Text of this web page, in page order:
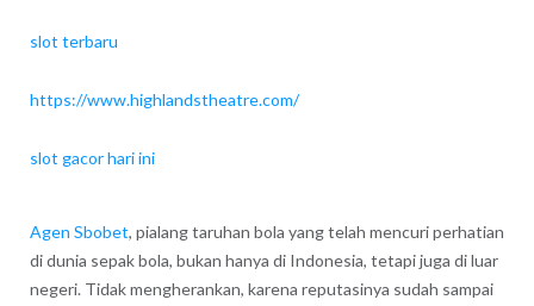
slot terbaru
https://www.highlandstheatre.com/
slot gacor hari ini
Agen Sbobet, pialang taruhan bola yang telah mencuri perhatian
di dunia sepak bola, bukan hanya di Indonesia, tetapi juga di luar
negeri. Tidak mengherankan, karena reputasinya sudah sampai